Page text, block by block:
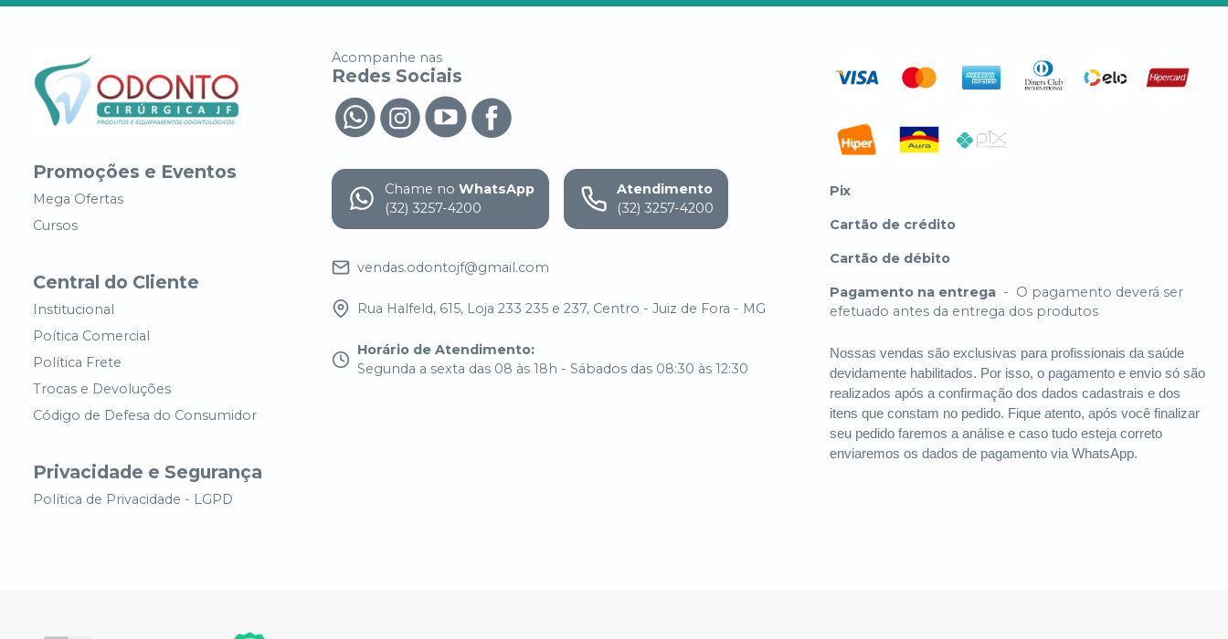
Promoções e Eventos
Mega Ofertas
Cursos
Central do Cliente
Institucional
Poítica Comercial
Política Frete
Trocas e Devoluções
Código de Defesa do Consumidor
Privacidade e Segurança
Política de Privacidade - LGPD
Acompanhe nas
Redes Sociais
Chame no WhatsApp
(32) 3257-4200
Atendimento
(32) 3257-4200
vendas.odontojf@gmail.com
Rua Halfeld, 615, Loja 233 235 e 237, Centro - Juiz de Fora - MG
Horário de Atendimento:
Segunda a sexta das 08 às 18h - Sábados das 08:30 às 12:30
Pix
Cartão de crédito
Cartão de débito
Pagamento na entrega - O pagamento deverá ser
efetuado antes da entrega dos produtos
Nossas vendas são exclusivas para profissionais da saúde
devidamente habilitados. Por isso, o pagamento e envio só são
realizados após a confirmação dos dados cadastrais e dos
itens que constam no pedido. Fique atento, após você finalizar
seu pedido faremos a análise e caso tudo esteja correto
enviaremos os dados de pagamento via WhatsApp.